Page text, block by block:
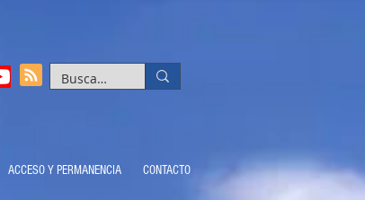
ACCESO Y PERMANENCIA CONTACTO